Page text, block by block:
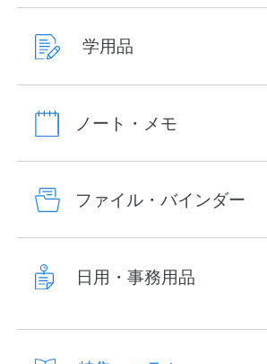
学用品
ノート・メモ
ファイル・バインダー
日用・事務用品